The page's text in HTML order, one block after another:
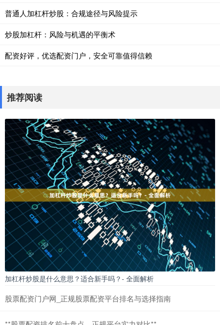
普通人加杠杆炒股：合规途径与风险提示
炒股加杠杆：风险与机遇的平衡术
配资好评，优选配资门户，安全可靠值得信赖
推荐阅读
加杠杆炒股是什么意思？适合新手吗？- 全面解析
股票配资门户网_正规股票配资平台排名与选择指南